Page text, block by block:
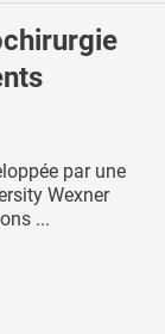
par une
Wexner
...